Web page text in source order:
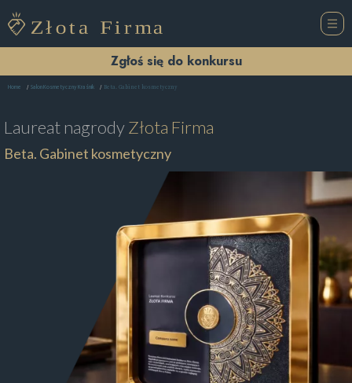
Zgłoś się do konkursu
Home Salon Kosmetyczny Kraśnik Beta. Gabinet kosmetyczny
Laureat nagrodyZłota Firma
Beta. Gabinet kosmetyczny